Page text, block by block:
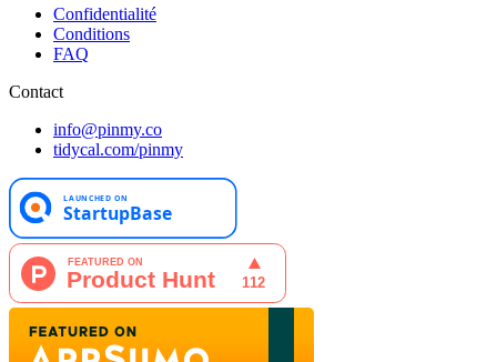
Confidentialité
Conditions
FAQ
Contact
info@pinmy.co
tidycal.com/pinmy